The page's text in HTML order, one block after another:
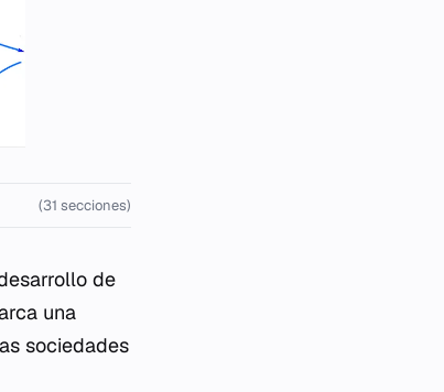
(31 secciones)
de
una
sociedades